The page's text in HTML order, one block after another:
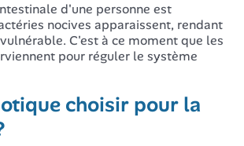
d'une personne est
nocives apparaissent, rendant
C'est à ce moment que les
pour réguler le système
choisir pour la